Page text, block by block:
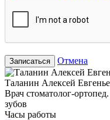
Записаться Отмена
Таланин Алексей
Врач стоматолог-
зубов
Часы работы